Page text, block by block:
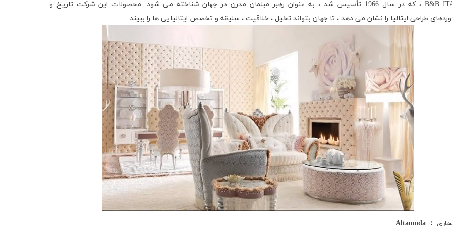
B&B
، که در سال 1966 تأسیس شد ، به عنوان رهبر مبلمان مدرن در جهان شناخته می شود. محصولات این شرکت تاریخ و
طراحی ایتالیا را نشان می دهد ، تا جهان بتواند تخیل ، خلاقیت ، سلیقه و تخصص ایتالیایی ها را ببیند.
：
Altamoda